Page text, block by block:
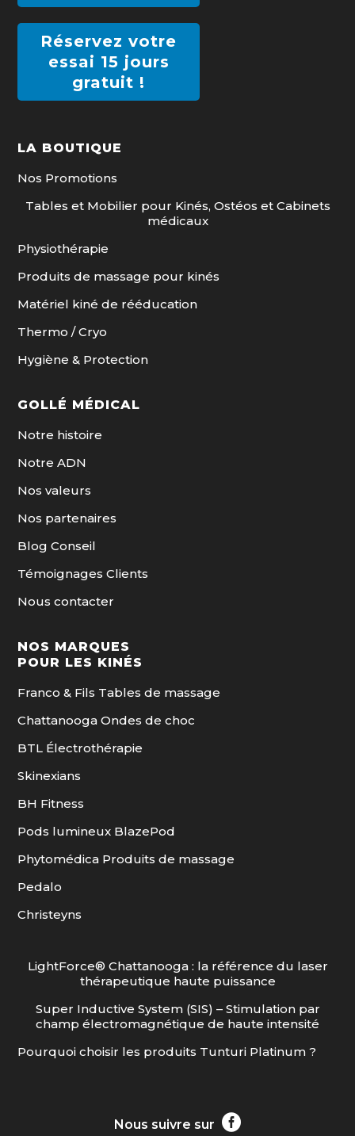
Réservez votre
essai 15 jours
gratuit !
LA BOUTIQUE
Nos Promotions
Tables et Mobilier pour Kinés, Ostéos et Cabinets
médicaux
Physiothérapie
Produits de massage pour kinés
Matériel kiné de rééducation
Thermo / Cryo
Hygiène & Protection
GOLLÉ MÉDICAL
Notre histoire
Notre ADN
Nos valeurs
Nos partenaires
Blog Conseil
Témoignages Clients
Nous contacter
NOS MARQUES
POUR LES KINÉS
Franco & Fils Tables de massage
Chattanooga Ondes de choc
BTL Électrothérapie
Skinexians
BH Fitness
Pods lumineux BlazePod
Phytomédica Produits de massage
Pedalo
Christeyns
LightForce® Chattanooga : la référence du laser
thérapeutique haute puissance
Super Inductive System (SIS) – Stimulation par
champ électromagnétique de haute intensité
Pourquoi choisir les produits Tunturi Platinum ?
Nous suivre sur 